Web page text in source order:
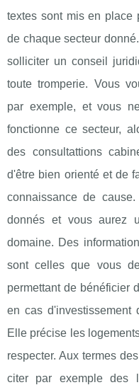
textes sont mis en place
de chaque secteur
solliciter un conseil
toute tromperie. Vous
par exemple, et vous
fonctionne ce secteur,
des consultattions
d'être bien orienté et de
connaissance de
donnés et vous aurez
domaine. Des
sont celles que vous
permettant de bénéficier
en cas d'investissement
Elle précise les
respecter. Aux termes
citer par exemple des